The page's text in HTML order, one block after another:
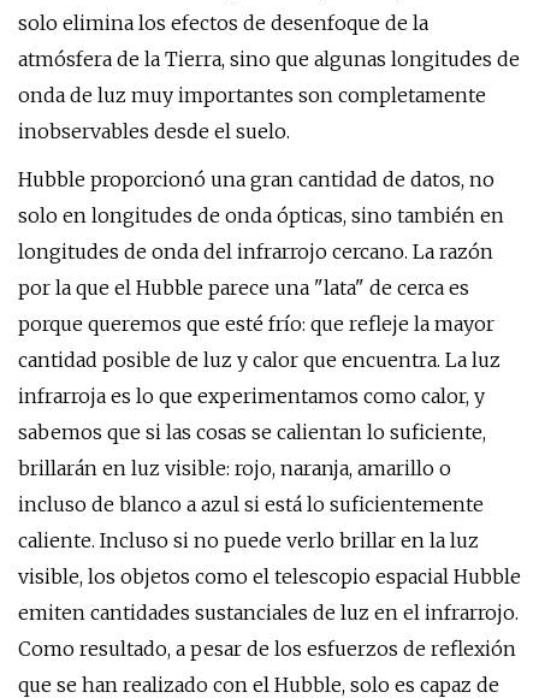
solo elimina los efectos de desenfoque de la
atmósfera de la Tierra, sino que algunas longitudes de
onda de luz muy importantes son completamente
inobservables desde el suelo.
Hubble proporcionó una gran cantidad de datos, no
solo en longitudes de onda ópticas, sino también en
longitudes de onda del infrarrojo cercano. La razón
por la que el Hubble parece una "lata" de cerca es
porque queremos que esté frío: que refleje la mayor
cantidad posible de luz y calor que encuentra. La luz
infrarroja es lo que experimentamos como calor, y
sabemos que si las cosas se calientan lo suficiente,
brillarán en luz visible: rojo, naranja, amarillo o
incluso de blanco a azul si está lo suficientemente
caliente. Incluso si no puede verlo brillar en la luz
visible, los objetos como el telescopio espacial Hubble
emiten cantidades sustanciales de luz en el infrarrojo.
Como resultado, a pesar de los esfuerzos de reflexión
que se han realizado con el Hubble, solo es capaz de